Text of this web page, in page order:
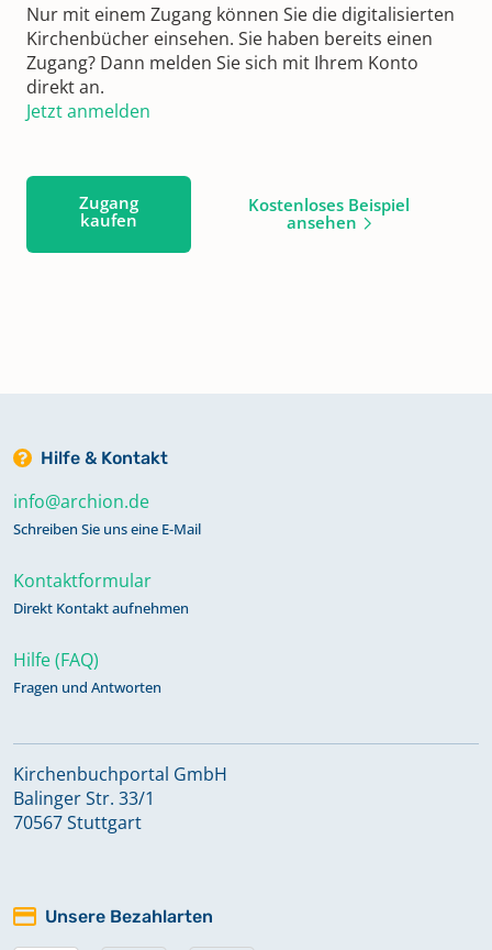
Nur mit einem Zugang können Sie die digitalisierten
Kirchenbücher einsehen. Sie haben bereits einen
Zugang? Dann melden Sie sich mit Ihrem Konto
direkt an.
Jetzt anmelden
Zugang
kaufen
Kostenloses Beispiel
ansehen
Hilfe & Kontakt
info@archion.de
Schreiben Sie uns eine E-Mail
Kontaktformular
Direkt Kontakt aufnehmen
Hilfe (FAQ)
Fragen und Antworten
Kirchenbuchportal GmbH
Balinger Str. 33/1
70567 Stuttgart
Unsere Bezahlarten